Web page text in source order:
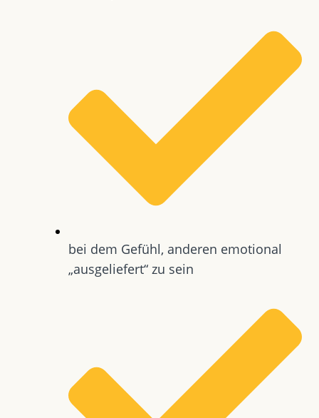
bei dem Gefühl, anderen emotional
„ausgeliefert“ zu sein